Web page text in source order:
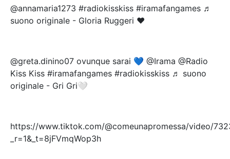
@annamaria1273 #radiokisskiss #iramafangames ♬
suono originale - Gloria Ruggeri ❤️
@greta.dinino07 ovunque sarai 💙 @Irama @Radio
Kiss Kiss #iramafangames #radiokisskiss ♬ suono
originale - Gri Gri🤍
https://www.tiktok.com/@comeunapromessa/video/
_r=1&_t=8jFVmqWop3h